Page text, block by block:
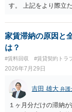
す。 上記をより際立
交渉である以上賃借
良い方法と思います。
家賃滞納の原因と
は？
#賃料回収 #賃貸契約トラ
2026年7月29日
吉田 雄大 弁護
１ヶ月分だけの滞納